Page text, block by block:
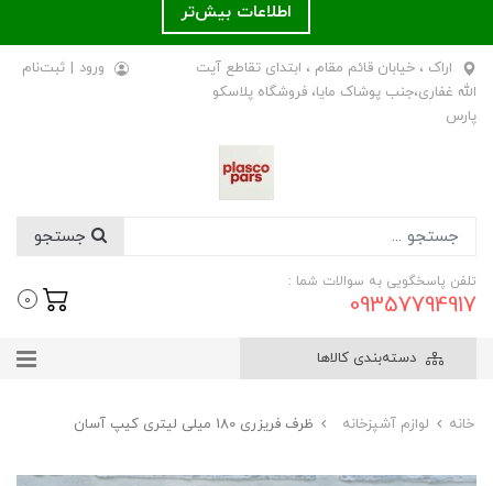
اطلاعات بیش‌تر
اراک ، خیابان قائم مقام ، ابتدای تقاطع آیت
الله غفاری،جنب پوشاک مایا، فروشگاه پلاسکو
پارس
ورود | ثبت‌نام
تلفن پاسخگویی به سوالات شما :
09357794917
0
دسته‌بندی کالاها
خانه لوازم آشپزخانه ظرف فریزری 180 میلی لیتری کیپ آسان